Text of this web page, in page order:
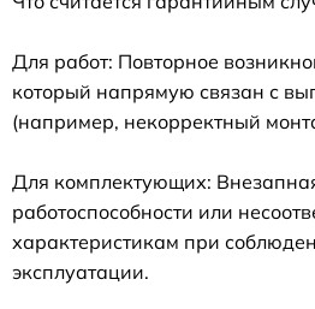
Для работ: Повторное
который напрямую связан с
(например, некорректный
Для комплектующих:
работоспособности или
характеристикам при
эксплуатации.